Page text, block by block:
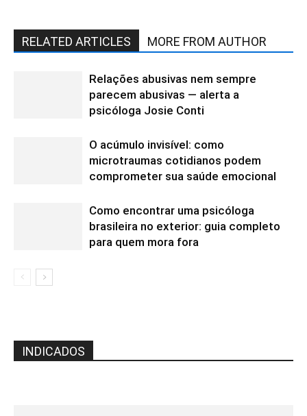
RELATED ARTICLES MORE FROM AUTHOR
Relações abusivas nem sempre
parecem abusivas — alerta a
psicóloga Josie Conti
O acúmulo invisível: como
microtraumas cotidianos podem
comprometer sua saúde emocional
Como encontrar uma psicóloga
brasileira no exterior: guia completo
para quem mora fora
INDICADOS